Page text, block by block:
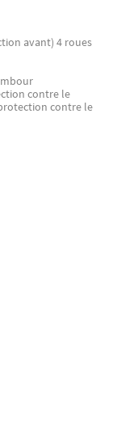
avant) 4 roues
contre le
contre le